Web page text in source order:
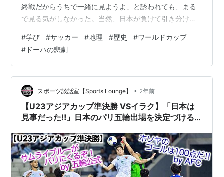
終戦だからうちで一緒に見ようよ」と誘われても、まる
で見る気がしなかった。当然、日本が負けて引き分けて
プ出場を逃したと聞いても「ふーん」で終わりである。
しかしその後、先輩が研究室に持ち込んだサッカーゲー
ムが流行り、それに熱中していく中で、だんだんとサッ
カーが好きになっていく。なんとなく選んだにすぎない
イタリアチームがひいきになり、1994年のワールドカッ
プではロベルト・バッジョ率いるイタリアチーム…
#学び #サッカー #地理 #歴史 #ワールドカップ
# ドーハの悲劇
スポーツ談話室【Sports Lounge】 • 2年前
【U23アジアカップ準決勝 VSイラク】「日本は
見事だった‼︎」日本のパリ五輪出場を決定づける